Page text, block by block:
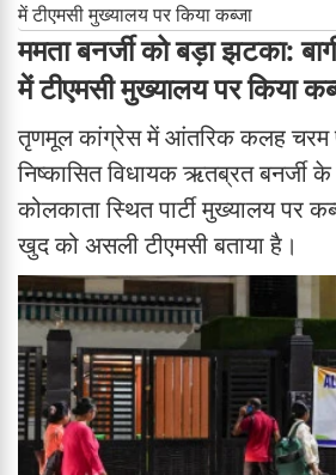
में टीएमसी मुख्यालय पर किया कब्जा
ममता बनर्जी को बड़ा झटका:
में टीएमसी मुख्यालय पर किया
तृणमूल कांग्रेस में आंतरिक कलह चरम
निष्कासित विधायक ऋतब्रत बनर्जी
कोलकाता स्थित पार्टी मुख्यालय पर
खुद को असली टीएमसी बताया है।